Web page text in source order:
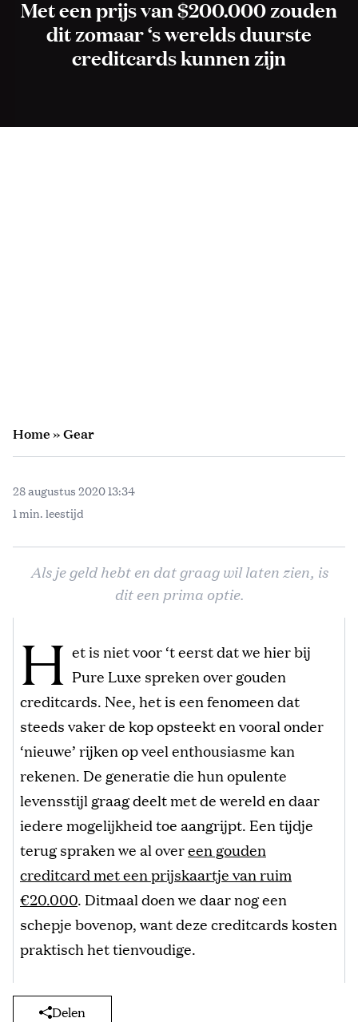
Met een prijs van $200.000 zouden
dit zomaar ‘s werelds duurste
creditcards kunnen zijn
Home»Gear
28 augustus 2020 13:34
1 min. leestijd
Als je geld hebt en dat graag wil laten zien, is
dit een prima optie.
H et is niet voor ‘t eerst dat we hier bij
Pure Luxe spreken over gouden
creditcards. Nee, het is een fenomeen dat
steeds vaker de kop opsteekt en vooral onder
‘nieuwe’ rijken op veel enthousiasme kan
rekenen. De generatie die hun opulente
levensstijl graag deelt met de wereld en daar
iedere mogelijkheid toe aangrijpt. Een tijdje
terug spraken we al overeen gouden
creditcard met een prijskaartje van ruim
€20.000. Ditmaal doen we daar nog een
schepje bovenop, want deze creditcards kosten
praktisch het tienvoudige.
Delen